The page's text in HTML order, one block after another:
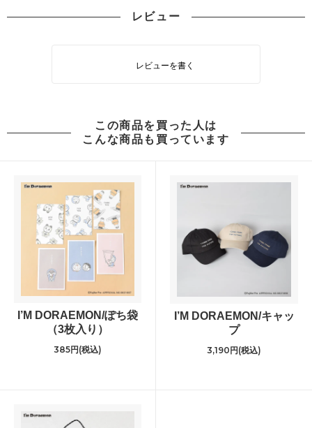
レビュー
レビューを書く
この商品を買った人は
こんな商品も買っています
I’M DORAEMON/ぽち袋
（3枚入り）
385円(税込)
I’M DORAEMON/キャッ
プ
3,190円(税込)